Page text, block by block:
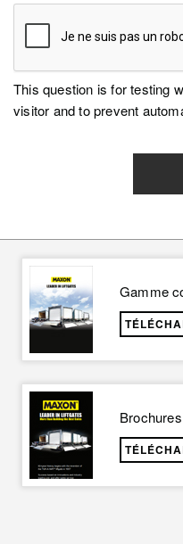
This question is for testing
visitor and to prevent
Gamme